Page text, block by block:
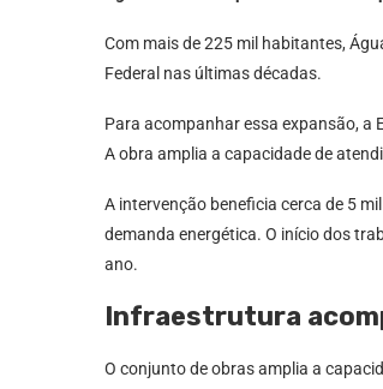
Com mais de 225 mil habitantes,
Federal nas últimas décadas.
Para acompanhar essa expansão, a
A obra amplia a capacidade de
A intervenção beneficia cerca de 5
demanda energética. O início dos
ano.
Infraestrutura
O conjunto de obras amplia a